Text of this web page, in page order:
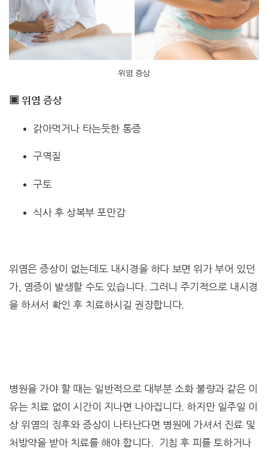
위염 증상
▣ 위염 증상
갉아먹거나 타는듯한 통증
구역질
구토
식사 후 상복부 포만감
위염은 증상이 없는데도 내시경을 하다 보면 위가 부어 있던
가, 염증이 발생할 수도 있습니다. 그러니 주기적으로 내시경
을 하셔서 확인 후 치료하시길 권장합니다.
병원을 가야 할 때는 일반적으로 대부분 소화 불량과 같은 이
유는 치료 없이 시간이 지나면 나아집니다. 하지만 일주일 이
상 위염의 징후와 증상이 나타난다면 병원에 가셔서 진료 및
처방약을 받아 치료를 해야 합니다. 기침 후 피를 토하거나